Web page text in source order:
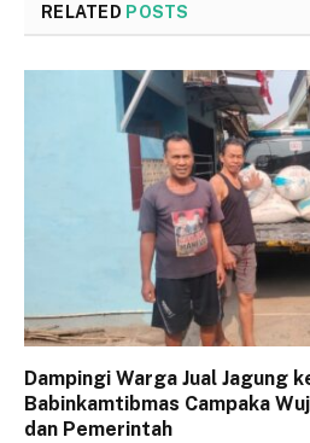
RELATED POSTS
Dampingi Warga Jual Jagung
Babinkamtibmas Campaka
dan Pemerintah